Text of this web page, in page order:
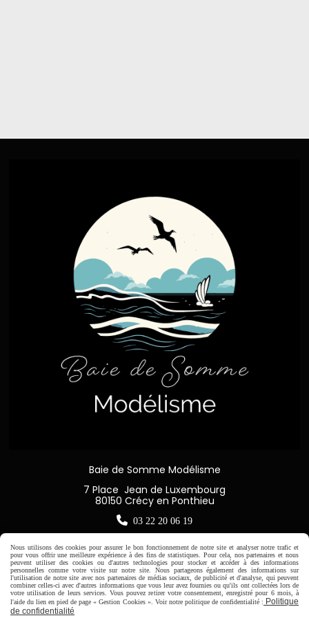
Baie de Somme Modélisme
7 Place Jean de Luxembourg
80150 Crécy en Ponthieu
 03 22 20 06 19
Horaire d'ouverture:
Du Mardi au Samedi de
9H00 - 12H30 / 14H00-18H30
Nous utilisons des cookies pour assurer le bon fonctionnement de notre site et analyser notre trafic et
pour vous offrir une meilleure expérience à des fins de statistiques. Pour cela, nos partenaires et nous
peuvent utiliser des cookies ou d'autres technologies pour stocker et accéder à des informations
personnelles comme votre visite sur notre site. Nous partageons également des informations sur
l'utilisation de notre site avec nos partenaires de médias sociaux, de publicité et d'analyse, qui peuvent
combiner celles-ci avec d'autres informations que vous leur avez fournies ou qu'ils ont collectées lors de
votre utilisation de leurs services. Vous pouvez retirer votre consentement, enregistré pour 6 mois, à
l'aide du lien en pied de page « Gestion Cookies ». Voir notre politique de confidentialité : Politique
de confidentialité